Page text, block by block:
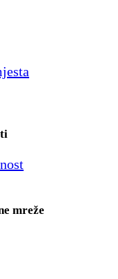
mreže